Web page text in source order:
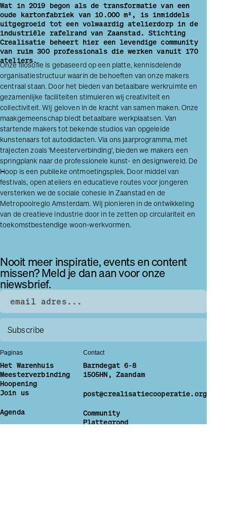
Wat in 2019 begon als de transformatie van een
oude kartonfabriek van 10.000 m², is inmiddels
uitgegroeid tot een volwaardig atelierdorp in de
industriële rafelrand van Zaanstad. Stichting
Crealisatie beheert hier een levendige community
van ruim 300 professionals die werken vanuit 170
ateliers.
Onze filosofie is gebaseerd op een platte, kennisdelende
organisatiestructuur waarin de behoeften van onze makers
centraal staan. Door het bieden van betaalbare werkruimte en
gezamenlijke faciliteiten stimuleren wij creativiteit en
collectiviteit. Wij geloven in de kracht van samen maken. Onze
maakgemeenschap biedt betaalbare werkplaatsen. Van
startende makers tot bekende studios van opgeleide
kunstenaars tot autodidacten. Via ons jaarprogramma, met
trajecten zoals 'Meester­verbinding', bieden we makers een
springplank naar de professionele kunst- en designwereld. De
Hoop is een publieke ontmoetingsplek. Door middel van
festivals, open ateliers en educatieve routes voor jongeren
versterken we de sociale cohesie in Zaanstad en de
Metropoolregio Amsterdam. Wij pionieren in de ontwikkeling
van de creatieve industrie door in te zetten op circulariteit en
toekomstbestendige woon-werkvormen.
Nooit meer inspiratie, events en content
missen? Meld je dan aan voor onze
niewsbrief.
Paginas
Het Warenhuis
Meesterverbinding
Hoopening
Join us
Agenda
Contact
Barndegat 6-8
1505HN, Zaandam
post@crealisatiecooperatie.org
Community
Plattegrond